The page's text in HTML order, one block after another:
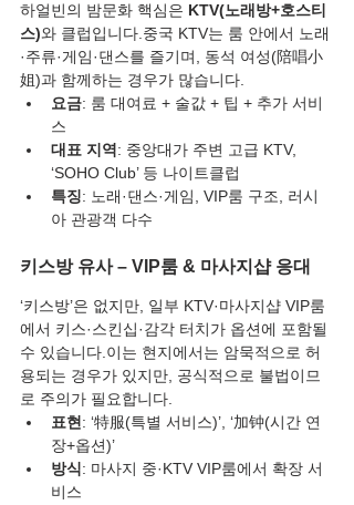
하얼빈의 밤문화 핵심은 KTV(노래방+호스티
스)와 클럽입니다.중국 KTV는 룸 안에서 노래
·주류·게임·댄스를 즐기며, 동석 여성(陪唱小
姐)과 함께하는 경우가 많습니다.
요금: 룸 대여료 + 술값 + 팁 + 추가 서비
스
대표 지역 : 중앙대가 주변 고급 KTV,
‘SOHO Club’ 등 나이트클럽
특징: 노래·댄스·게임, VIP룸 구조, 러시
아 관광객 다수
키스방 유사 – VIP룸 & 마사지샵 응대
‘키스방’은 없지만, 일부 KTV·마사지샵 VIP룸
에서 키스·스킨십·감각 터치가 옵션에 포함될
수 있습니다.이는 현지에서는 암묵적으로 허
용되는 경우가 있지만, 공식적으로 불법이므
로 주의가 필요합니다.
표현: ‘特服(특별 서비스)’, ‘加钟(시간 연
장+옵션)’
방식: 마사지 중·KTV VIP룸에서 확장 서
비스